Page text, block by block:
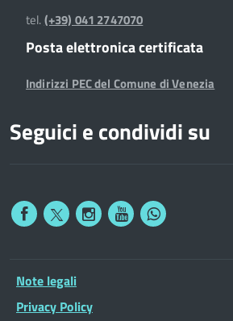
tel.(+39) 041 2747070
Posta elettronica certificata
Indirizzi PEC del Comune di Venezia
Seguici e condividi su
Note legali
Privacy Policy